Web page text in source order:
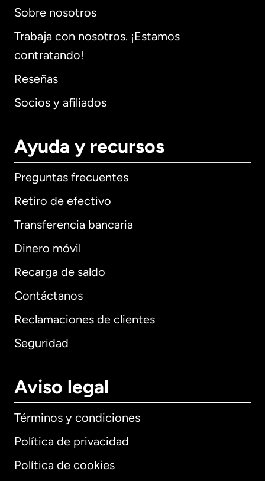
Sobre nosotros
Trabaja con nosotros. ¡Estamos
contratando!
Reseñas
Socios y afiliados
Ayuda y recursos
Preguntas frecuentes
Retiro de efectivo
Transferencia bancaria
Dinero móvil
Recarga de saldo
Contáctanos
Reclamaciones de clientes
Seguridad
Aviso legal
Términos y condiciones
Política de privacidad
Política de cookies